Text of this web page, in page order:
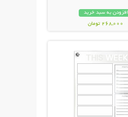
افزودن به سبد خرید
268,000 تومان